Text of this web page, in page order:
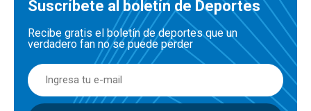
Suscríbete al boletín de Deportes
Recibe gratis el boletín de deportes que un
verdadero fan no se puede perder